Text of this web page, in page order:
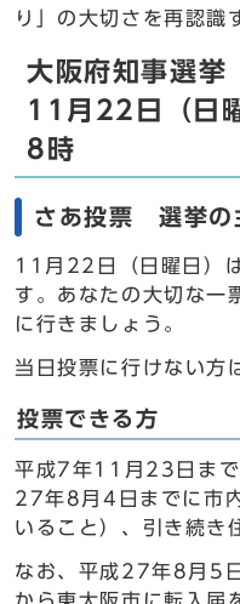
り」の大切さを再認識
大阪府知事選挙
11月22日（日
8時
さあ投票 選挙の
11月22日（日曜日）
す。あなたの大切な一
に行きましょう。
当日投票に行けない方
投票できる方
平成7年11月23日まで
27年8月4日までに市
いること）、引き続き
なお、平成27年8月5